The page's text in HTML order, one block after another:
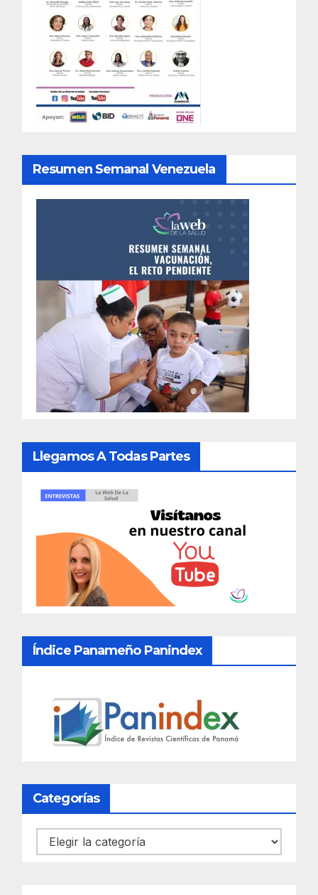
Resumen Semanal Venezuela
Llegamos A Todas Partes
Índice Panameño Panindex
Categorías
Categorías